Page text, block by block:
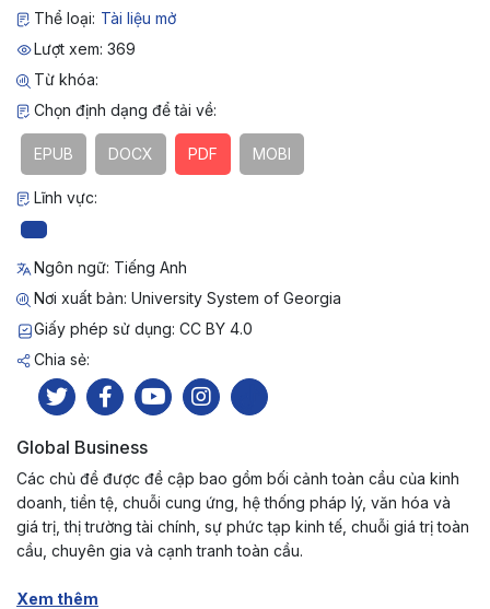
Thể loại: Tài liệu mở
Lượt xem: 369
Từ khóa:
Chọn định dạng để tải về:
EPUB DOCX PDF MOBI
Lĩnh vực:
Ngôn ngữ: Tiếng Anh
Nơi xuất bản: University System of Georgia
Giấy phép sử dụng: CC BY 4.0
Chia sẻ:
Global Business
Các chủ đề được đề cập bao gồm bối cảnh toàn cầu của kinh
doanh, tiền tệ, chuỗi cung ứng, hệ thống pháp lý, văn hóa và
giá trị, thị trường tài chính, sự phức tạp kinh tế, chuỗi giá trị toàn
cầu, chuyên gia và cạnh tranh toàn cầu.
Xem thêm